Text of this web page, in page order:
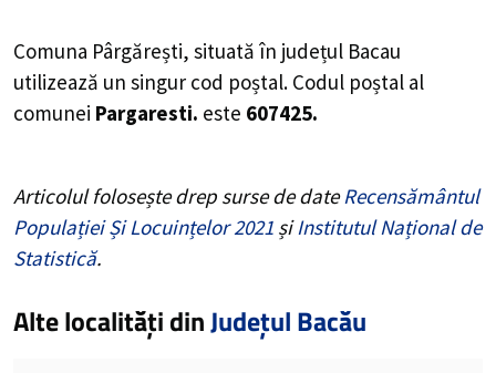
Comuna Pârgărești, situată în județul Bacau
utilizează un singur cod poștal. Codul poștal al
comunei Pargaresti. este 607425.
Articolul folosește drep surse de dateRecensământul
Populației Și Locuințelor 2021 șiInstitutul Național de
Statistică.
Alte localități dinJudețul Bacău